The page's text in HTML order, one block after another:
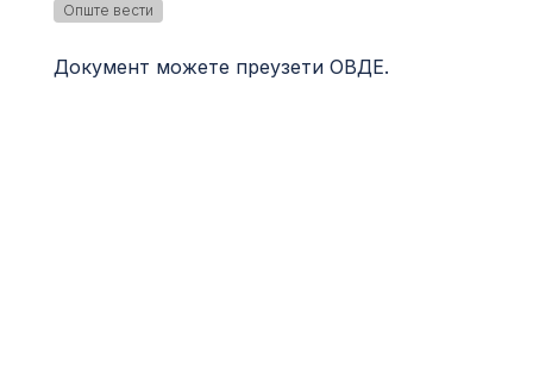
Опште вести
Документ можете преузети ОВДЕ.